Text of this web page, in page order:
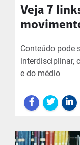
Veja 7
Conteúdo pode
interdisciplinar,
e do médio